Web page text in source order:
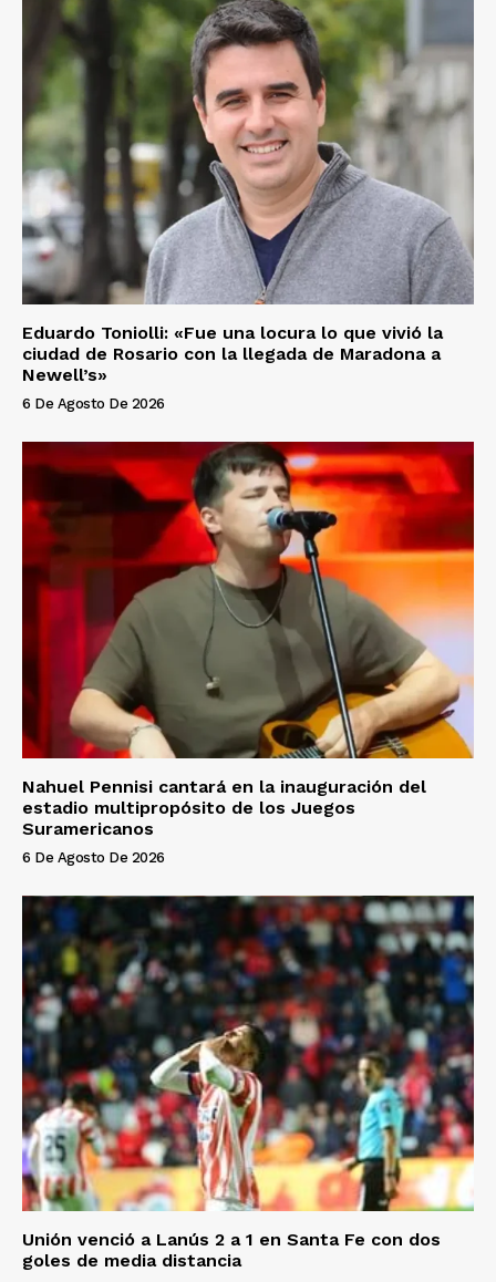
Eduardo Toniolli: «Fue una locura lo que vivió la
ciudad de Rosario con la llegada de Maradona a
Newell’s»
6 De Agosto De 2026
Nahuel Pennisi cantará en la inauguración del
estadio multipropósito de los Juegos
Suramericanos
6 De Agosto De 2026
Unión venció a Lanús 2 a 1 en Santa Fe con dos
goles de media distancia